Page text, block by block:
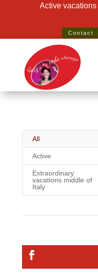
Active
Contact
All
Active
Extraordinary
vacations middle of
Italy